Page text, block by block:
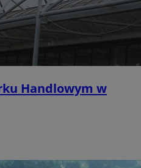
Handlowym w